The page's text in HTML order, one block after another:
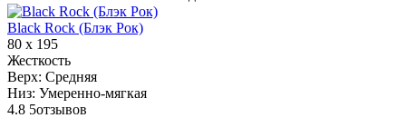
Black Rock (Блэк Рок)
80 х 195
Жесткость
Верх: Средняя
Низ: Умеренно-мягкая
4.8 5отзывов